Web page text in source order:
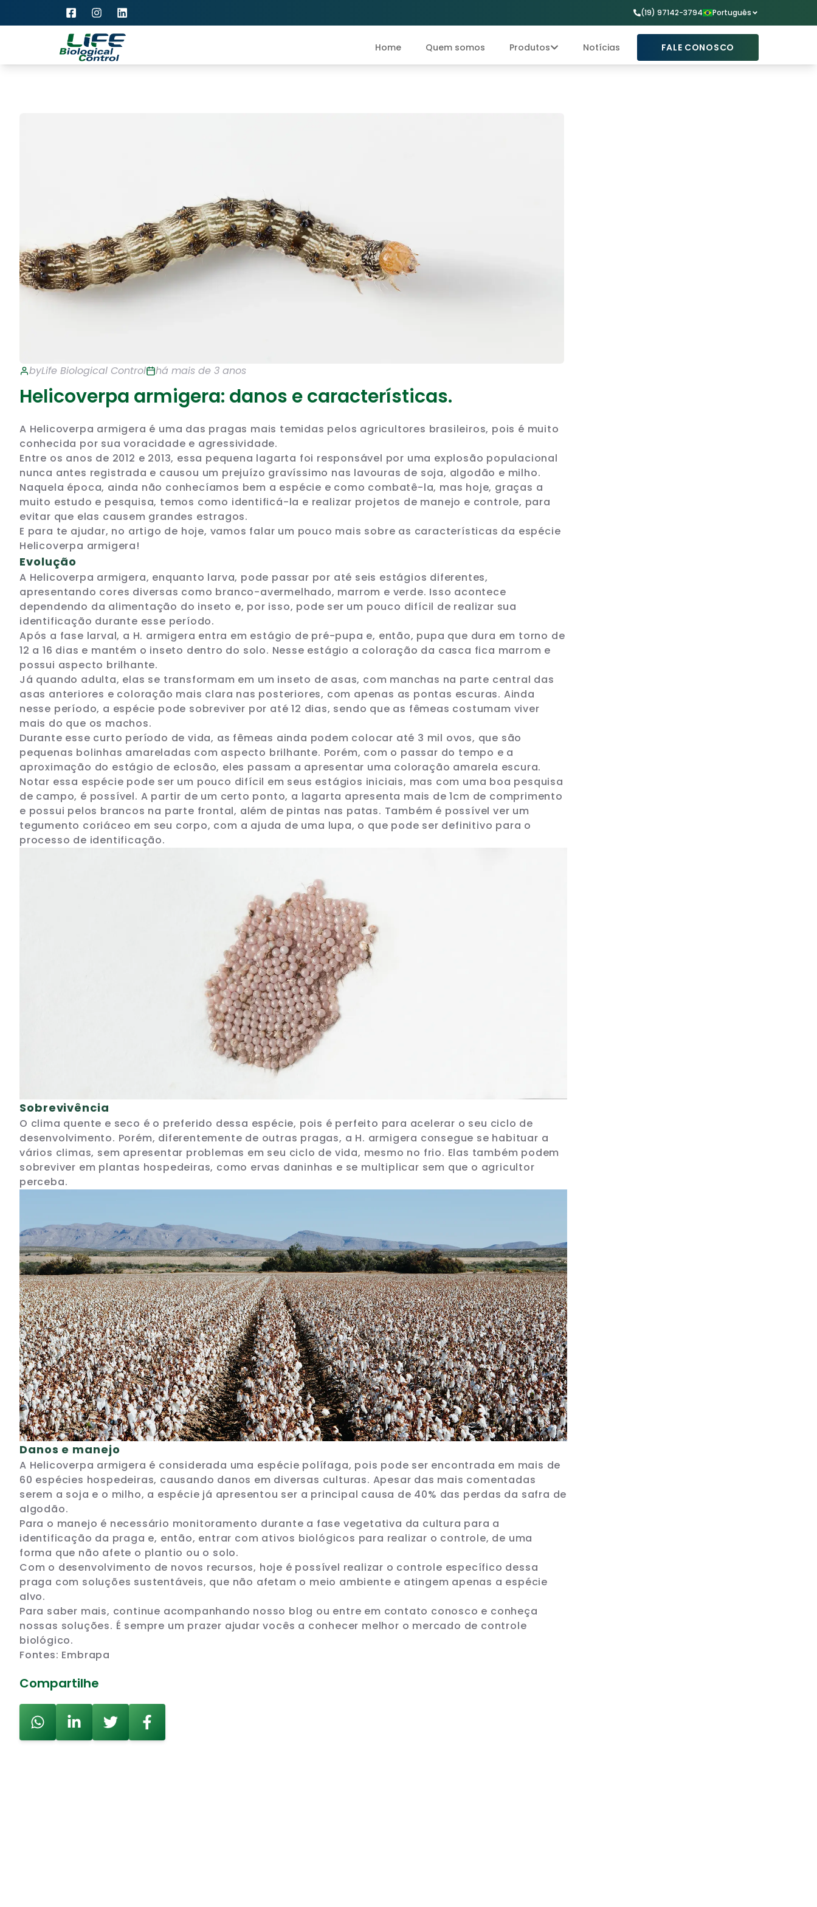
Facebook da Life Biological Control
Instagram da Life Biological Control
Instagram da Life Biological Control (19) 97142-3794 Português
Home Quem somos Produtos Notícias FALE CONOSCO
byLife Biological Control há mais de 3 anos
Helicoverpa armigera: danos e características.
A Helicoverpa armigera é uma das pragas mais temidas pelos agricultores brasileiros, pois é muito
conhecida por sua voracidade e agressividade.
Entre os anos de 2012 e 2013, essa pequena lagarta foi responsável por uma explosão populacional
nunca antes registrada e causou um prejuízo gravíssimo nas lavouras de soja, algodão e milho.
Naquela época, ainda não conhecíamos bem a espécie e como combatê-la, mas hoje, graças a
muito estudo e pesquisa, temos como identificá-la e realizar projetos de manejo e controle, para
evitar que elas causem grandes estragos.
E para te ajudar, no artigo de hoje, vamos falar um pouco mais sobre as características da espécie
Helicoverpa armigera!
Evolução
A Helicoverpa armigera, enquanto larva, pode passar por até seis estágios diferentes,
apresentando cores diversas como branco-avermelhado, marrom e verde. Isso acontece
dependendo da alimentação do inseto e, por isso, pode ser um pouco difícil de realizar sua
identificação durante esse período.
Após a fase larval, a H. armigera entra em estágio de pré-pupa e, então, pupa que dura em torno de
12 a 16 dias e mantém o inseto dentro do solo. Nesse estágio a coloração da casca fica marrom e
possui aspecto brilhante.
Já quando adulta, elas se transformam em um inseto de asas, com manchas na parte central das
asas anteriores e coloração mais clara nas posteriores, com apenas as pontas escuras. Ainda
nesse período, a espécie pode sobreviver por até 12 dias, sendo que as fêmeas costumam viver
mais do que os machos.
Durante esse curto período de vida, as fêmeas ainda podem colocar até 3 mil ovos, que são
pequenas bolinhas amareladas com aspecto brilhante. Porém, com o passar do tempo e a
aproximação do estágio de eclosão, eles passam a apresentar uma coloração amarela escura.
Notar essa espécie pode ser um pouco difícil em seus estágios iniciais, mas com uma boa pesquisa
de campo, é possível. A partir de um certo ponto, a lagarta apresenta mais de 1cm de comprimento
e possui pelos brancos na parte frontal, além de pintas nas patas. Também é possível ver um
tegumento coriáceo em seu corpo, com a ajuda de uma lupa, o que pode ser definitivo para o
processo de identificação.
Sobrevivência
O clima quente e seco é o preferido dessa espécie, pois é perfeito para acelerar o seu ciclo de
desenvolvimento. Porém, diferentemente de outras pragas, a H. armigera consegue se habituar a
vários climas, sem apresentar problemas em seu ciclo de vida, mesmo no frio. Elas também podem
sobreviver em plantas hospedeiras, como ervas daninhas e se multiplicar sem que o agricultor
perceba.
Danos e manejo
A Helicoverpa armigera é considerada uma espécie polífaga, pois pode ser encontrada em mais de
60 espécies hospedeiras, causando danos em diversas culturas. Apesar das mais comentadas
serem a soja e o milho, a espécie já apresentou ser a principal causa de 40% das perdas da safra de
algodão.
Para o manejo é necessário monitoramento durante a fase vegetativa da cultura para a
identificação da praga e, então, entrar com ativos biológicos para realizar o controle, de uma
forma que não afete o plantio ou o solo.
Com o desenvolvimento de novos recursos, hoje é possível realizar o controle específico dessa
praga com soluções sustentáveis, que não afetam o meio ambiente e atingem apenas a espécie
alvo.
Para saber mais, continue acompanhando nosso blog ou entre em contato conosco e conheça
nossas soluções. É sempre um prazer ajudar vocês a conhecer melhor o mercado de controle
biológico.
Fontes: Embrapa
Compartilhe